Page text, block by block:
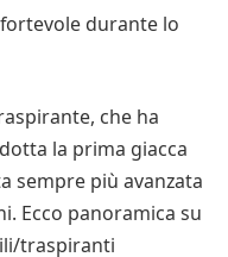
durante lo
che ha
la prima giacca
sempre più avanzata
Ecco panoramica su
traspiranti